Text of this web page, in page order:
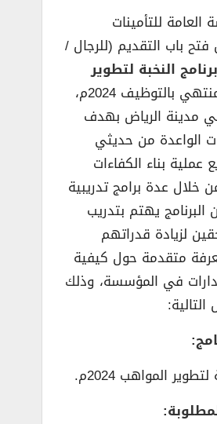
للتأمينات
فتح باب التقديم (للرجال /
برنامج النخبة لتطوير
) المنتهي بالتوظيف 2024م،
مدينة الرياض بهدف
الواعدة من حديثي
عملية بناء الكفاءات
خلال عدة برامج تدريبية
يهتم بتدريب
لزيادة قدراتهم
متقدمة حول كيفية
في المؤسسة، وذلك
المواهب 2024م.